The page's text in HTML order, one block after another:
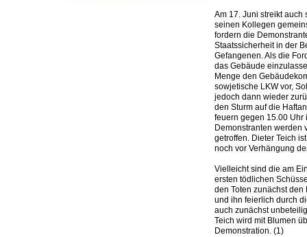
Am 17. Juni streikt auch
seinen Kollegen
fordern die
Staatssicherheit in der
Gefangenen. Als die
das Gebäude
Menge den
sowjetische LKW vor,
jedoch dann wieder
den Sturm auf die
feuern gegen 15.00
Demonstranten werden
getroffen. Dieter Teich
noch vor Verhängung
Vielleicht sind die am
ersten tödlichen
den Toten zunächst
und ihn feierlich durch
auch zunächst
Teich wird mit Blumen
Demonstration. (1)